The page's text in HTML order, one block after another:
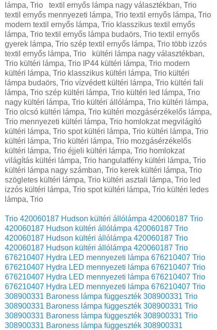
Trio 420060187 Hudson kültéri állólámpa 420060187 Trio
420060187 Hudson kültéri állólámpa 420060187 Trio
420060187 Hudson kültéri állólámpa 420060187 Trio
420060187 Hudson kültéri állólámpa 420060187 Trio
676210407 Hydra LED mennyezeti lámpa 676210407 Trio
676210407 Hydra LED mennyezeti lámpa 676210407 Trio
676210407 Hydra LED mennyezeti lámpa 676210407 Trio
676210407 Hydra LED mennyezeti lámpa 676210407 Trio
308900331 Baroness lámpa függeszték 308900331 Trio
308900331 Baroness lámpa függeszték 308900331 Trio
308900331 Baroness lámpa függeszték 308900331 Trio
308900331 Baroness lámpa függeszték 308900331